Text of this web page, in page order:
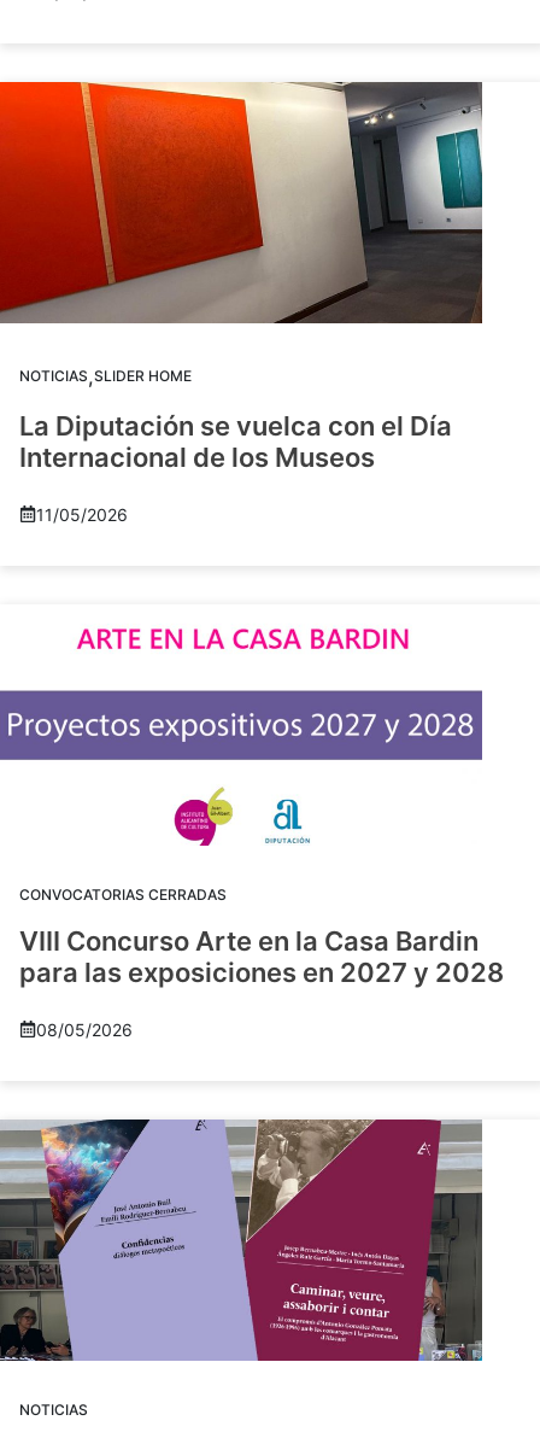
NOTICIAS,SLIDER HOME
La Diputación se vuelca con el Día
Internacional de los Museos
11/05/2026
CONVOCATORIAS CERRADAS
VIII Concurso Arte en la Casa Bardin
para las exposiciones en 2027 y 2028
08/05/2026
NOTICIAS